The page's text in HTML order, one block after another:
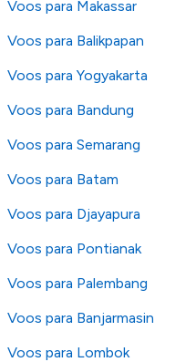
Voos para Makassar
Voos para Balikpapan
Voos para Yogyakarta
Voos para Bandung
Voos para Semarang
Voos para Batam
Voos para Djayapura
Voos para Pontianak
Voos para Palembang
Voos para Banjarmasin
Voos para Lombok